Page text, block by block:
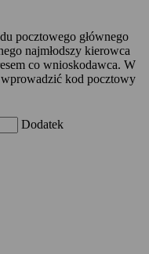
pocztowego głównego
najmłodszy kierowca
co wnioskodawca. W
kod pocztowy
Dodatek